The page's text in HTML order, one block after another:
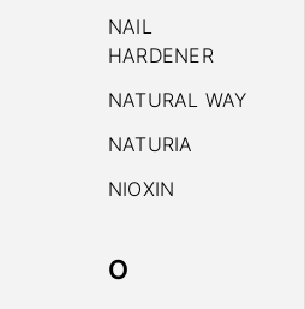
NAIL
HARDENER
NATURAL WAY
NATURIA
NIOXIN
O